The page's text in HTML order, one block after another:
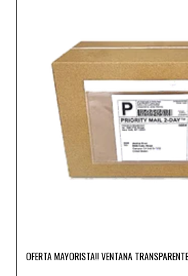
OFERTA MAYORISTA!! VENTANA